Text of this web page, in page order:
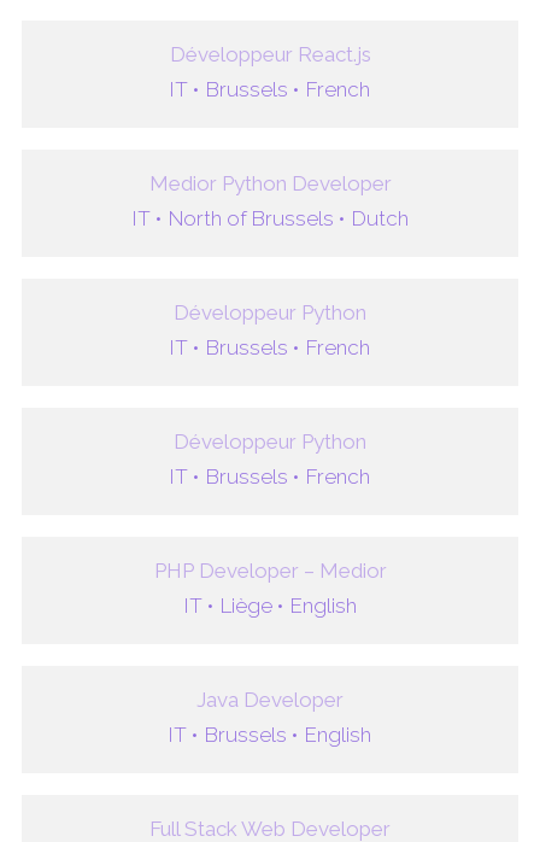
Développeur React.js
IT • Brussels • French
Medior Python Developer
IT • North of Brussels • Dutch
Développeur Python
IT • Brussels • French
Développeur Python
IT • Brussels • French
PHP Developer – Medior
IT • Liège • English
Java Developer
IT • Brussels • English
Full Stack Web Developer